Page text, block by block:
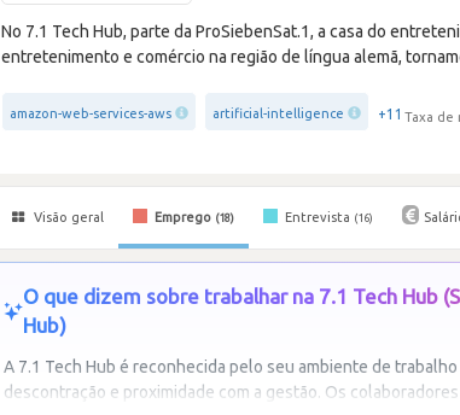
No 7.1 Tech Hub, parte da ProSiebenSat.1, a casa do
entretenimento e comércio na região de língua alemã,
amazon-web-services-aws artificial-intelligence +11 Taxa de
Visão geral Emprego (18) Entrevista (16)
O que dizem sobre trabalhar na 7.1 Tech Hub
Hub)
A 7.1 Tech Hub é reconhecida pelo seu ambiente de
descontração e proximidade com a gestão. Os